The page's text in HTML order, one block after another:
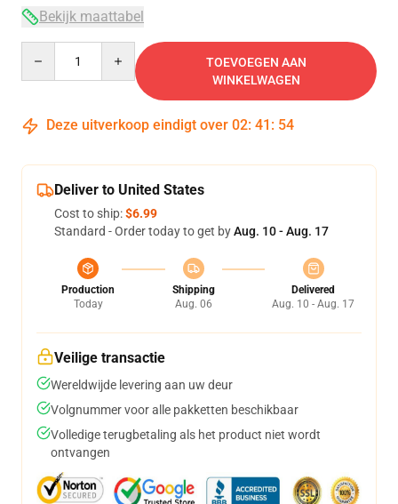
Bekijk maattabel
TOEVOEGEN AAN
WINKELWAGEN
Deze uitverkoop eindigt over 02: 41 : 54
Deliver to United States
Cost to ship:$6.99
Standard - Order today to get byAug. 10 - Aug. 17
Production
Today
Shipping
Aug. 06
Delivered
Aug. 10 - Aug. 17
Veilige transactie
Wereldwijde levering aan uw deur
Volgnummer voor alle pakketten beschikbaar
Volledige terugbetaling als het product niet wordt
ontvangen